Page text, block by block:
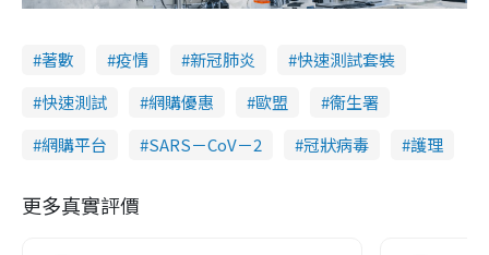
著數 疫情 新冠肺炎
快速測試套裝
快速測試
網購優惠 歐盟
衞生署
網購平台
SARS－CoV－2 冠狀病毒 護理
更多真實評價